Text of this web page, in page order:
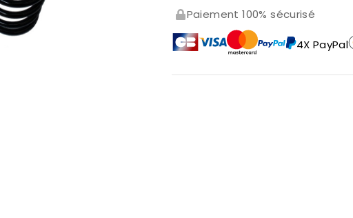
Paiement 100% sécurisé
4X PayPal